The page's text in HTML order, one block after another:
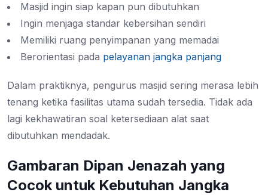
Masjid ingin siap kapan pun dibutuhkan
Ingin menjaga standar kebersihan sendiri
Memiliki ruang penyimpanan yang memadai
Berorientasi pada pelayanan jangka panjang
Dalam praktiknya, pengurus masjid sering merasa lebih
tenang ketika fasilitas utama sudah tersedia. Tidak ada
lagi kekhawatiran soal ketersediaan alat saat
dibutuhkan mendadak.
Gambaran Dipan Jenazah yang
Cocok untuk Kebutuhan Jangka